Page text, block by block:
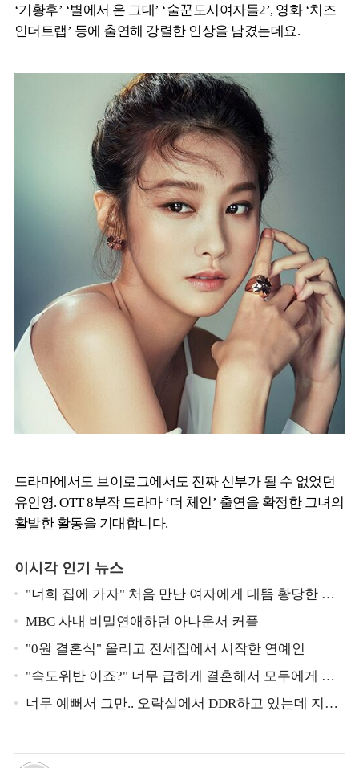
‘기황후’ ‘별에서 온 그대’ ‘술꾼도시여자들2’, 영화 ‘치즈
인더트랩’ 등에 출연해 강렬한 인상을 남겼는데요.
드라마에서도 브이로그에서도 진짜 신부가 될 수 없었던
유인영. OTT 8부작 드라마 ‘더 체인’ 출연을 확정한 그녀의
활발한 활동을 기대합니다.
이시각 인기 뉴스
"너희 집에 가자" 처음 만난 여자에게 대뜸 황당한 요
구 했다는 MBC 아나운서
MBC 사내 비밀연애하던 아나운서 커플
"0원 결혼식" 올리고 전세집에서 시작한 연예인
"속도위반 이죠?" 너무 급하게 결혼해서 모두에게 의
심 받았던 스타
너무 예뻐서 그만.. 오락실에서 DDR하고 있는데 지나